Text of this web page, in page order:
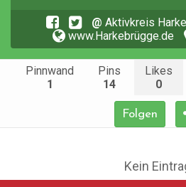
@ Aktivkreis
www.Harkebrügge.de
Pinnwand
1
Pins
14
Likes
0
Folgen
Kein